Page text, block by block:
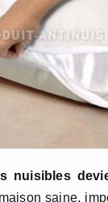
nuisibles
saine,